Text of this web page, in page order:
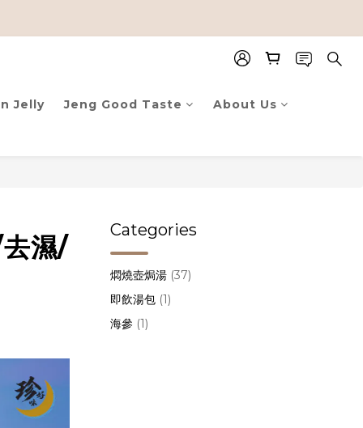
Jelly Jeng Good Taste About Us
去濕/
Categories
燜燒壺焗湯 (37)
即飲湯包 (1)
海參 (1)